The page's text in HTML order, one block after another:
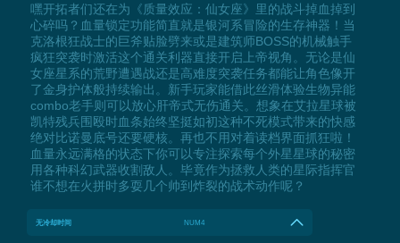
嘿开拓者们还在为《质量效应：仙女座》里的战斗掉血掉到
心碎吗？血量锁定功能简直就是银河系冒险的生存神器！当
克洛根狂战士的巨斧贴脸劈来或是建筑师BOSS的机械触手
疯狂突袭时激活这个通关利器直接开启上帝视角。无论是仙
女座星系的荒野遭遇战还是高难度突袭任务都能让角色像开
了金身护体般持续输出。新手玩家能借此丝滑体验生物异能
combo老手则可以放心肝帝式无伤通关。想象在艾拉星球被
凯特残兵围殴时血条始终坚挺如初这种不死模式带来的快感
绝对比诺曼底号还要硬核。再也不用对着读档界面抓狂啦！
血量永远满格的状态下你可以专注探索每个外星星球的秘密
用各种科幻武器收割敌人。毕竟作为拯救人类的星际指挥官
谁不想在火拼时多耍几个帅到炸裂的战术动作呢？
无冷却时间 NUM4